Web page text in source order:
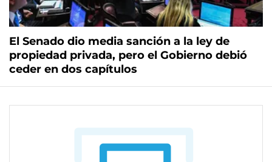
El Senado dio media sanción a la ley de
propiedad privada, pero el Gobierno debió
ceder en dos capítulos